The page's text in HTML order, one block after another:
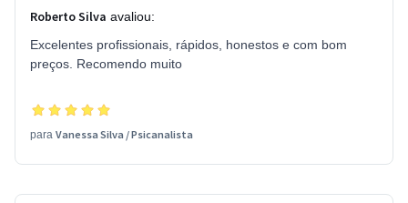
Roberto Silva avaliou:
Excelentes profissionais, rápidos, honestos e com bom
preços. Recomendo muito
para Vanessa Silva /Psicanalista